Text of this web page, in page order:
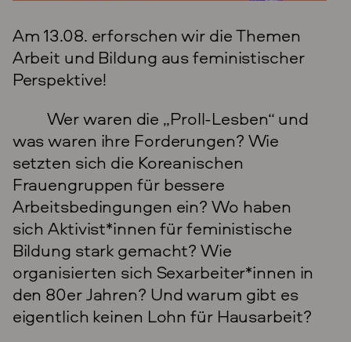
Am 13.08. erforschen wir die Themen
Arbeit und Bildung aus feministischer
Perspektive!
Wer waren die „Proll-Lesben“ und
was waren ihre Forderungen? Wie
setzten sich die Koreanischen
Frauengruppen für bessere
Arbeitsbedingungen ein? Wo haben
sich Aktivist*innen für feministische
Bildung stark gemacht? Wie
organisierten sich Sexarbeiter*innen in
den 80er Jahren? Und warum gibt es
eigentlich keinen Lohn für Hausarbeit?